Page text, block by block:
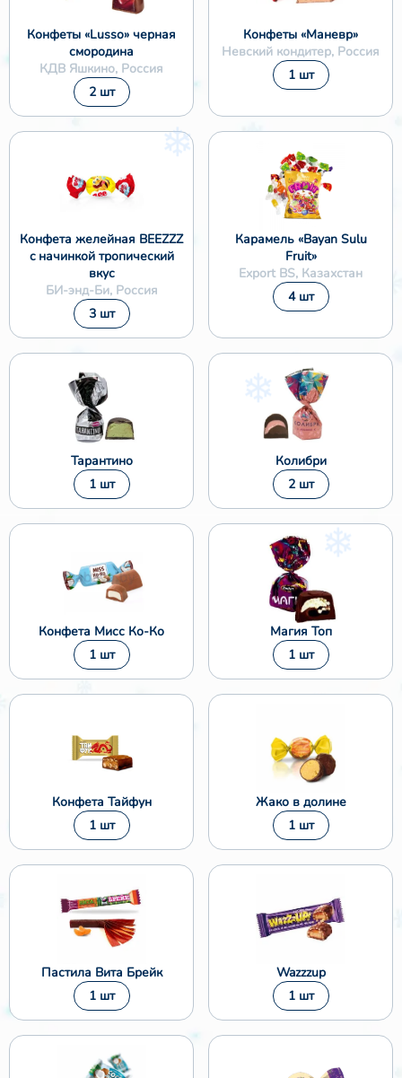
Конфеты «Lusso» черная
смородина
КДВ Яшкино, Россия
2 шт
Конфеты «Маневр»
Невский кондитер, Россия
1 шт
Конфета желейная BEEZZZ
c начинкой тропический
вкус
БИ-энд-Би, Россия
3 шт
Карамель «Bayan Sulu
Fruit»
Export BS, Казахстан
4 шт
Тарантино
1 шт
Колибри
2 шт
Конфета Мисс Ко-Ко
1 шт
Магия Топ
1 шт
Конфета Тайфун
1 шт
Жако в долине
1 шт
Пастила Вита Брейк
1 шт
Wazzzup
1 шт
❅
❄
❄
❄
❄